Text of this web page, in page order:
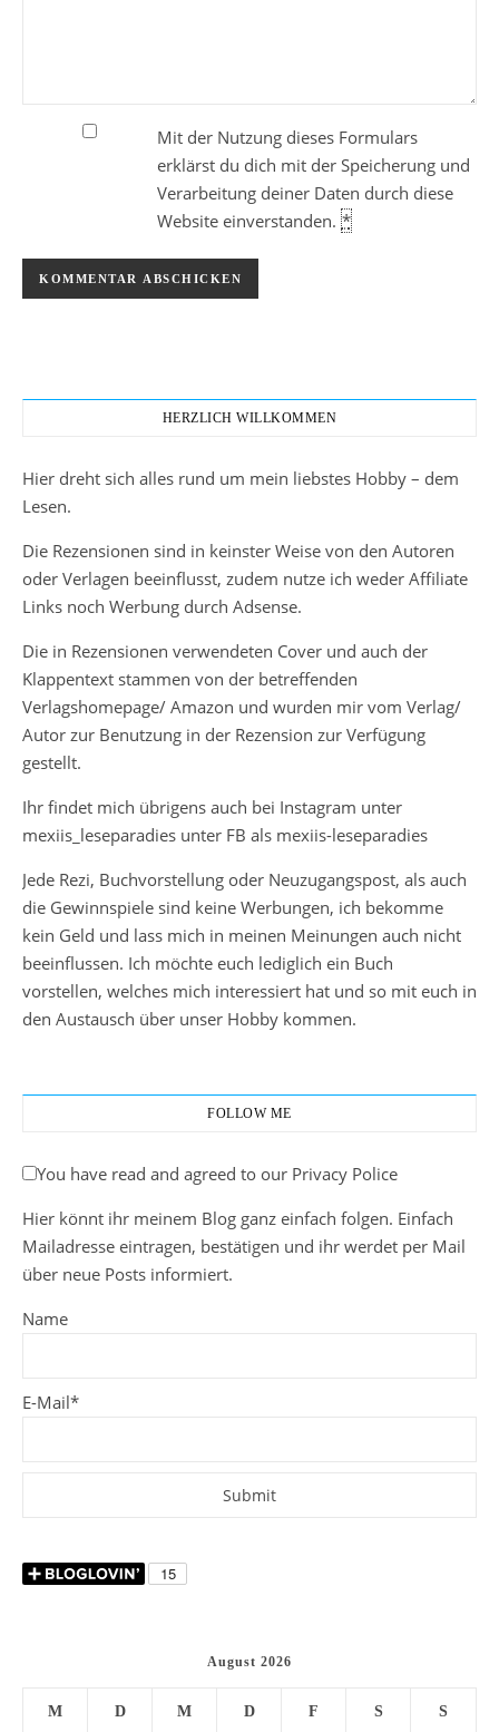
Mit der Nutzung dieses Formulars
erklärst du dich mit der Speicherung und
Verarbeitung deiner Daten durch diese
Website einverstanden. *
HERZLICH WILLKOMMEN
Hier dreht sich alles rund um mein liebstes Hobby – dem
Lesen.
Die Rezensionen sind in keinster Weise von den Autoren
oder Verlagen beeinflusst, zudem nutze ich weder Affiliate
Links noch Werbung durch Adsense.
Die in Rezensionen verwendeten Cover und auch der
Klappentext stammen von der betreffenden
Verlagshomepage/ Amazon und wurden mir vom Verlag/
Autor zur Benutzung in der Rezension zur Verfügung
gestellt.
Ihr findet mich übrigens auch bei Instagram unter
mexiis_leseparadies unter FB als mexiis-leseparadies
Jede Rezi, Buchvorstellung oder Neuzugangspost, als auch
die Gewinnspiele sind keine Werbungen, ich bekomme
kein Geld und lass mich in meinen Meinungen auch nicht
beeinflussen. Ich möchte euch lediglich ein Buch
vorstellen, welches mich interessiert hat und so mit euch in
den Austausch über unser Hobby kommen.
FOLLOW ME
You have read and agreed to our Privacy Police
Hier könnt ihr meinem Blog ganz einfach folgen. Einfach
Mailadresse eintragen, bestätigen und ihr werdet per Mail
über neue Posts informiert.
Name
E-Mail*
August 2026
M D M D F S S